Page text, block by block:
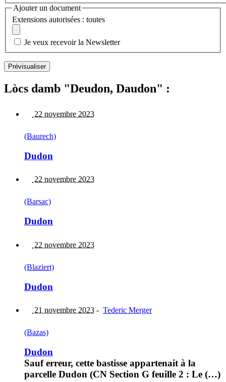
Ajouter un document
Extensions autorisées : toutes
Je veux recevoir la Newsletter
Lòcs damb "Deudon, Daudon" :
22 novembre 2023
(Baurech)
Dudon
22 novembre 2023
(Barsac)
Dudon
22 novembre 2023
(Blaziert)
Dudon
21 novembre 2023 - Tederic Merger
(Bazas)
Dudon
Sauf erreur, cette bastisse appartenait à la
parcelle Dudon (CN Section G feuille 2 : Le (…)